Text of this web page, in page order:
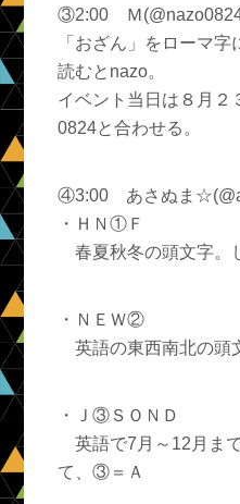
③2:00 Ｍ
「おざん」をローマ
読むとnazo。
イベント当日は８月２
0824と合わせる。
④3:00 あさぬま
・ＨＮ①Ｆ
春夏秋冬の頭文字。
・ＮＥＷ②
英語の東西南北の頭
・Ｊ③ＳＯＮＤ
英語で7月～12月ま
て、③＝Ａ